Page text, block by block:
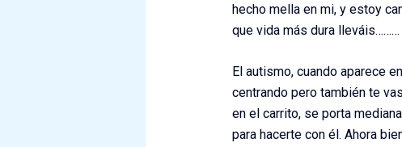
hecho mella en mi, y estoy
que vida más dura lleváis………
El autismo, cuando aparece
centrando pero también te
en el carrito, se porta
para hacerte con él. Ahora